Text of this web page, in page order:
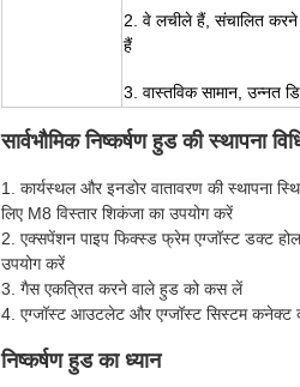
2. वे लचीले हैं, संचालित करने
हैं
3. वास्तविक सामान, उन्नत
सार्वभौमिक निष्कर्षण हुड की स्थापना
1. कार्यस्थल और इनडोर वातावरण की स्थापना
लिए M8 विस्तार शिकंजा का उपयोग करें
2. एक्सपेंशन पाइप फिक्स्ड फ्रेम एग्जॉस्ट डक्ट
उपयोग करें
3. गैस एकत्रित करने वाले हुड को कस लें
4. एग्जॉस्ट आउटलेट और एग्जॉस्ट सिस्टम कनेक्ट
निष्कर्षण हुड का ध्यान